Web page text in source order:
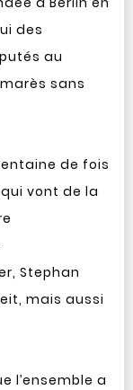
des
au
sans
de fois
vont de la
Stephan
mais aussi
l’ensemble a